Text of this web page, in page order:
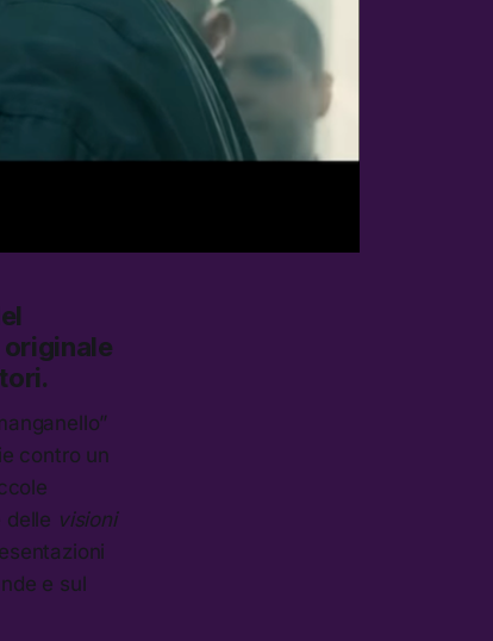
originale
contro un
delle visioni
e sul